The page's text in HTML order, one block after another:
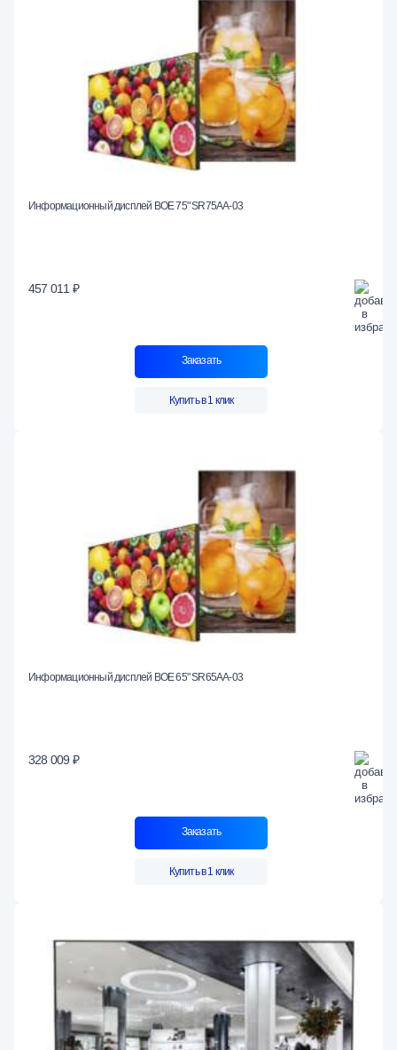
Информационный дисплей BOE 75" SR75AA-03
457 011 ₽
Заказать
Купить в 1 клик
Информационный дисплей BOE 65" SR65AA-03
328 009 ₽
Заказать
Купить в 1 клик